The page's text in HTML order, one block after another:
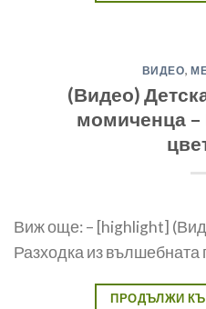
ВИДЕО,
(Видео)
момиченца –
Виж още: – [highlight]
Разходка из
ПРОДЪЛЖИ